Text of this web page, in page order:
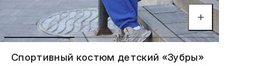
Спортивный костюм детский «Зубры»